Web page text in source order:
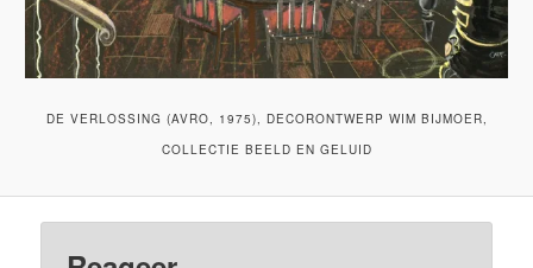
DE VERLOSSING (AVRO, 1975), DECORONTWERP WIM BIJMOER,
COLLECTIE BEELD EN GELUID